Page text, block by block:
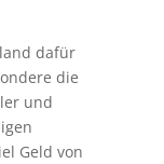
dafür
die
und
Geld von